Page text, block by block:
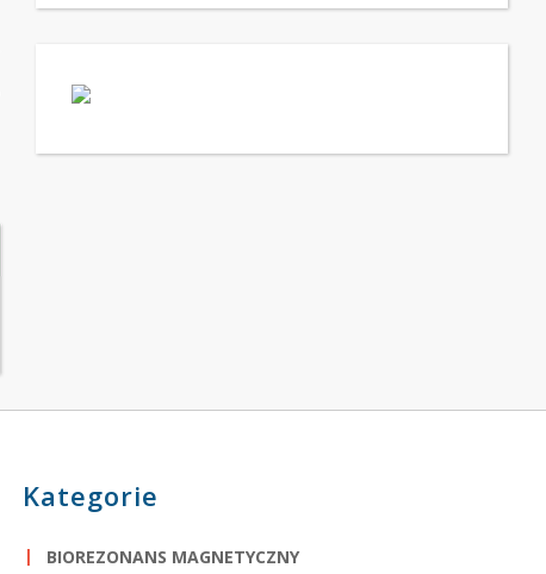
Kategorie
BIOREZONANS MAGNETYCZNY